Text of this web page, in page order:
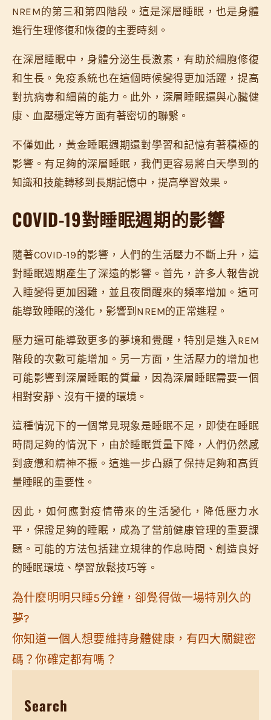
NREM的第三和第四階段。這是深層睡眠，也是身體
進行生理修復和恢復的主要時刻。
在深層睡眠中，身體分泌生長激素，有助於細胞修復
和生長。免疫系統也在這個時候變得更加活躍，提高
對抗病毒和細菌的能力。此外，深層睡眠還與心臟健
康、血壓穩定等方面有著密切的聯繫。
不僅如此，黃金睡眠週期還對學習和記憶有著積極的
影響。有足夠的深層睡眠，我們更容易將白天學到的
知識和技能轉移到長期記憶中，提高學習效果。
COVID-19對睡眠週期的影響
隨著COVID-19的影響，人們的生活壓力不斷上升，這
對睡眠週期產生了深遠的影響。首先，許多人報告說
入睡變得更加困難，並且夜間醒來的頻率增加。這可
能導致睡眠的淺化，影響到NREM的正常進程。
壓力還可能導致更多的夢境和覺醒，特別是進入REM
階段的次數可能增加。另一方面，生活壓力的增加也
可能影響到深層睡眠的質量，因為深層睡眠需要一個
相對安靜、沒有干擾的環境。
這種情況下的一個常見現象是睡眠不足，即使在睡眠
時間足夠的情況下，由於睡眠質量下降，人們仍然感
到疲憊和精神不振。這進一步凸顯了保持足夠和高質
量睡眠的重要性。
因此，如何應對疫情帶來的生活變化，降低壓力水
平，保證足夠的睡眠，成為了當前健康管理的重要課
題。可能的方法包括建立規律的作息時間、創造良好
的睡眠環境、學習放鬆技巧等。
為什麼明明只睡5分鐘，卻覺得做一場特別久的
夢?
你知道一個人想要維持身體健康，有四大關鍵密
碼？你確定都有嗎？
Search